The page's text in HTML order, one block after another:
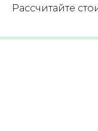
Рассчитайте